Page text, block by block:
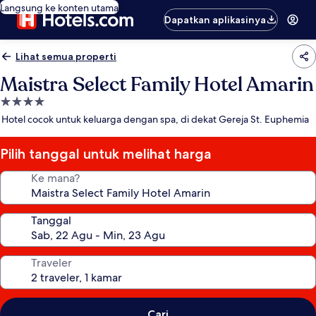
Langsung ke konten utama
Dapatkan aplikasinya
Lihat semua properti
Maistra Select Family Hotel Amarin
Properti
bintang
Hotel cocok untuk keluarga dengan spa, di dekat Gereja St. Euphemia
Pilih tanggal untuk melihat harga
Ke mana?
Tanggal
Traveler